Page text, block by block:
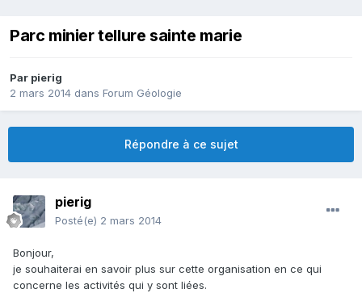
Parc minier tellure sainte marie
Par pierig
2 mars 2014 dans Forum Géologie
Répondre à ce sujet
pierig
Posté(e) 2 mars 2014
Bonjour,
je souhaiterai en savoir plus sur cette organisation en ce qui
concerne les activités qui y sont liées.